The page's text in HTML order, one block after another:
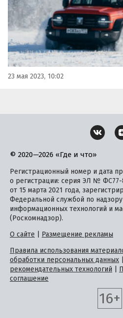
23 мая 2023, 10:02
© 2020—2026 «Где и что»
Регистрационный номер и дата
о регистрации: серия ЭЛ № ФС77-
от 15 марта 2021 года,
Федеральной службой по
информационных технологий и
(Роскомнадзор).
О сайте
Размещение рекламы
Правила использования
обработки персональных данных
рекомендательных технологий
соглашение
16+